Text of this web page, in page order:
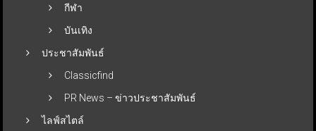
กีฬา
บันเทิง
ประชาสัมพันธ์
Classicfind
PR News – ข่าวประชาสัมพันธ์
ไลฟ์สไตล์